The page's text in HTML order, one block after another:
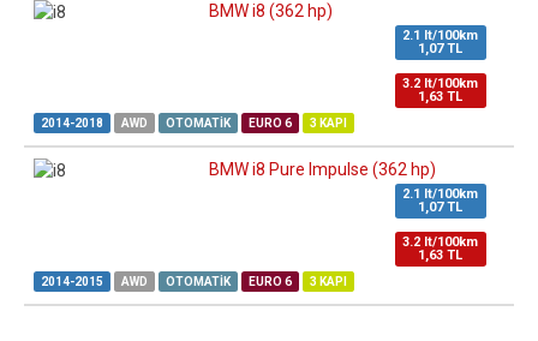
BMW i8 (362 hp)
2.1 lt/100km
1,07 TL
3.2 lt/100km
1,63 TL
2014-2018 AWD OTOMATIK EURO 6 3 KAPI
BMW i8 Pure Impulse (362 hp)
2.1 lt/100km
1,07 TL
3.2 lt/100km
1,63 TL
2014-2015 AWD OTOMATIK EURO 6 3 KAPI